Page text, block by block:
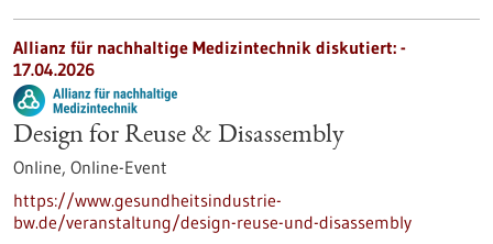
Allianz für nachhaltige Medizintechnik diskutiert: -
17.04.2026
Design for Reuse & Disassembly
Online, Online-Event
https://www.gesundheitsindustrie-
bw.de/veranstaltung/design-reuse-und-disassembly